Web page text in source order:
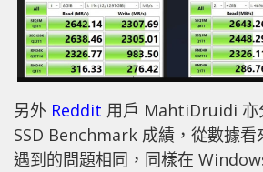
另外 Reddit 用戶 MahtiDruidi 亦
SSD Benchmark 成績，從數據看
遇到的問題相同，同樣在